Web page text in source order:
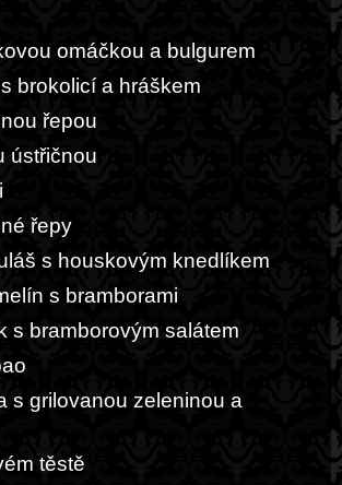
omáčkou a bulgurem
brokolicí a hráškem
řepou
ústřičnou
řepy
s houskovým knedlíkem
s bramborami
s bramborovým salátem
s grilovanou zeleninou a
těstě